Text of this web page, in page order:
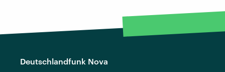
Deutschlandfunk Nova